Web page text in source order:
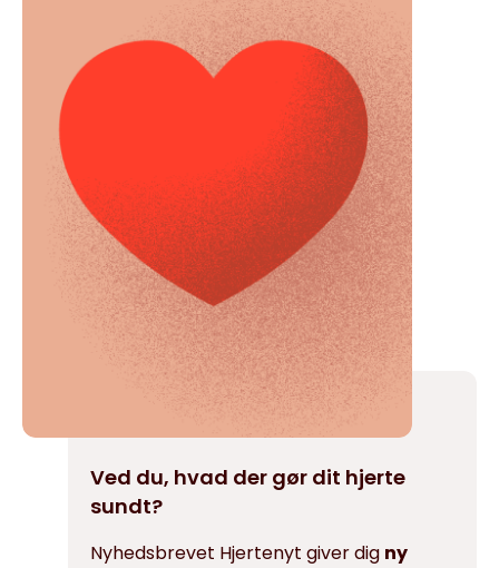
Ved du, hvad der gør dit hjerte
sundt?
Nyhedsbrevet Hjertenyt giver dig ny